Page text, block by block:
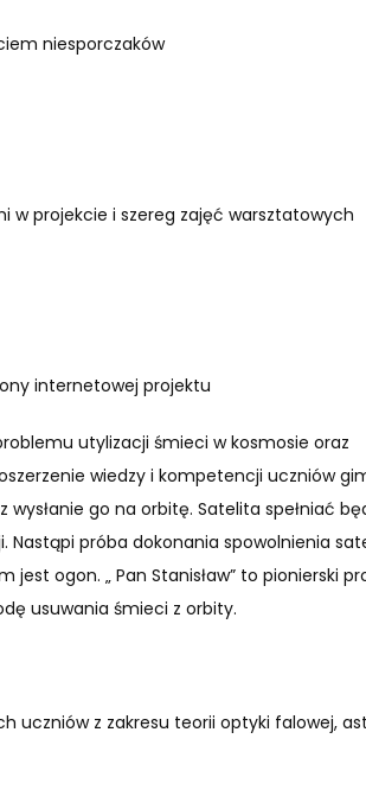
niesporczaków
w projekcie i szereg zajęć warsztatowych
internetowej projektu
utylizacji śmieci w kosmosie oraz
wiedzy i kompetencji uczniów
go na orbitę. Satelita spełniać
próba dokonania spowolnienia
ogon. „ Pan Stanisław” to pionierski
usuwania śmieci z orbity.
uczniów z zakresu teorii optyki falowej,